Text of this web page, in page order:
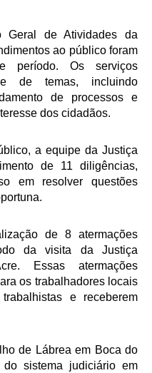
Grau
de Jurisprudência
Infantil e de Estímulo à
Institucional Feminina
do Assédio
da Discriminação
Socioambiental
de Inteligência
Geral de Atividades da
ao público foram
período. Os serviços
de temas, incluindo
de processos e
dos cidadãos.
a equipe da Justiça
de 11 diligências,
em resolver questões
de 8 atermações
da visita da Justiça
Essas atermações
os trabalhadores locais
e receberem
de Lábrea em Boca do
sistema judiciário em